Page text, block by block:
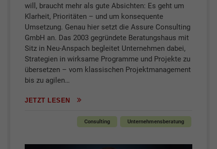
will, braucht mehr als gute Absichten: Es geht um
Klarheit, Prioritäten – und um konsequente
Umsetzung. Genau hier setzt die Assure Consulting
GmbH an. Das 2003 gegründete Beratungshaus mit
Sitz in Neu-Anspach begleitet Unternehmen dabei,
Strategien in wirksame Programme und Projekte zu
übersetzen – vom klassischen Projektmanagement
bis zu agilen…
JETZT LESEN
Consulting Unternehmensberatung